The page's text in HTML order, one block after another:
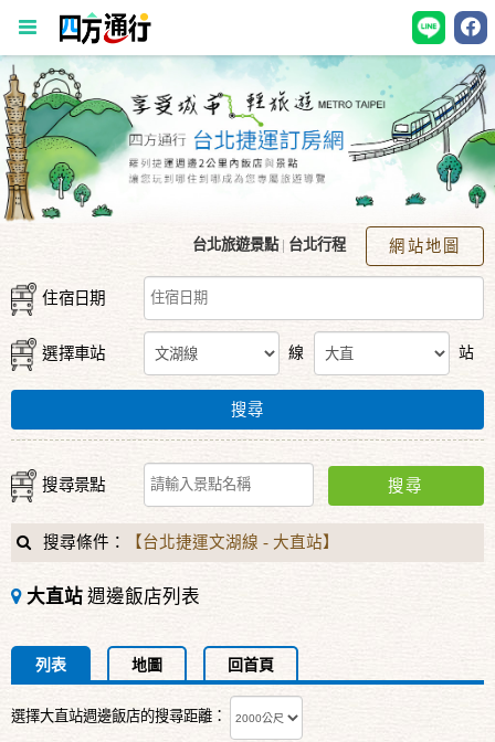
四
方
行
訂
灣
直
接
跟
飯
訂
HOT
住宿日期
選擇車站 線 站
搜尋
搜尋景點 搜尋
台北旅遊景點| 台北行程 網站地圖
搜尋條件： 【台北捷運文湖線 - 大直站】
大直站 週邊飯店列表
列表 地圖 回首頁
選擇大直站週邊飯店的搜尋距離：